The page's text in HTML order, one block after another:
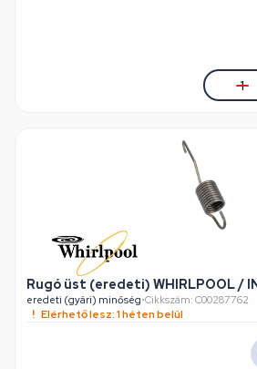
Rugó üst (eredeti) WHIRLPOOL /
eredeti (gyári) minőség•Cikkszám: C00287762
Elérhető lesz: 1 héten belül